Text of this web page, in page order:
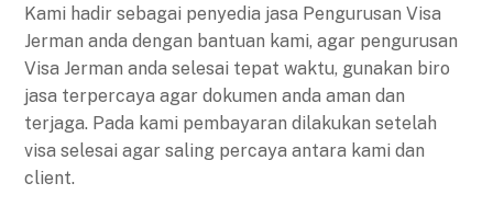
Kami hadir sebagai penyedia jasa Pengurusan Visa
Jerman anda dengan bantuan kami, agar pengurusan
Visa Jerman anda selesai tepat waktu, gunakan biro
jasa terpercaya agar dokumen anda aman dan
terjaga. Pada kami pembayaran dilakukan setelah
visa selesai agar saling percaya antara kami dan
client.